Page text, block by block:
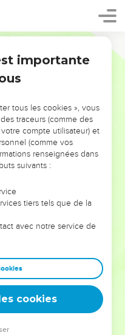
!
VOUS ÉVITER LES
?
les doutes, les erreurs
alors même que ce
façonnés.
et responsables
afin que leurs erreurs
guidiez un ministère, une
leur expérience est faite
importante
tous les cookies », vous
traceurs (comme des
compte utilisateur) et
(comme vos
renseignées dans
suivants :
tiers tels que de la
avec notre service de
cookies